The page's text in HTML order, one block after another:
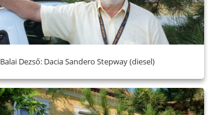
Balai Dezső: Dacia Sandero Stepway (diesel)